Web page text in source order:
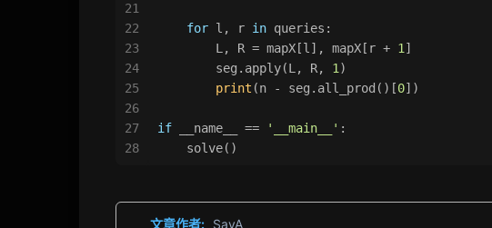
21
22
23
24
25
26
27
28
for l, r in queries:
        L, R = mapX[l], mapX[r +
1 ]
        seg.apply(L, R,
1 )
print (n - seg.all_prod()[0])
if __name__ == '__main__' :
    solve()
文章作者: SayA